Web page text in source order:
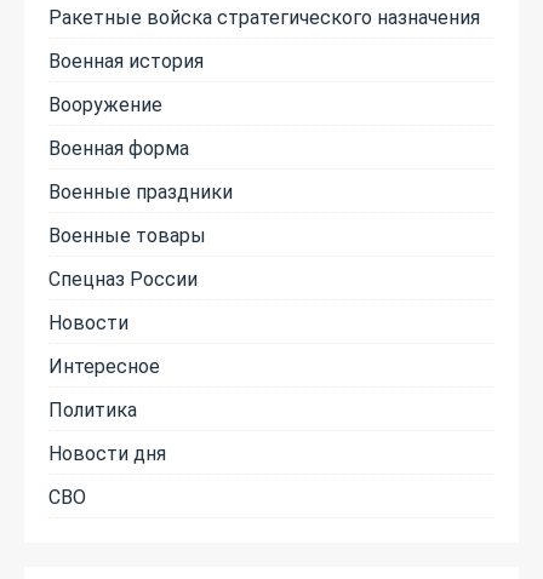
Ракетные войска стратегического назначения
Военная история
Вооружение
Военная форма
Военные праздники
Военные товары
Спецназ России
Новости
Интересное
Политика
Новости дня
СВО